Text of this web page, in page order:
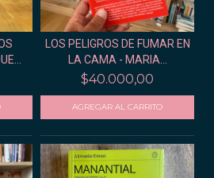
LOS PELIGROS DE FUMAR EN
LA CAMA - MARIA...
$40.000,00